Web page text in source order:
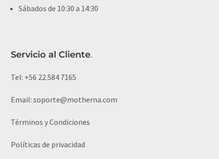
Sábados de 10:30 a 14:30
Servicio al Cliente.
Tel: +56 22 584 7165
Email:soporte@motherna.com
Términos y Condiciones
Políticas de privacidad